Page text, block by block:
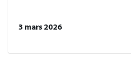
3 mars 2026